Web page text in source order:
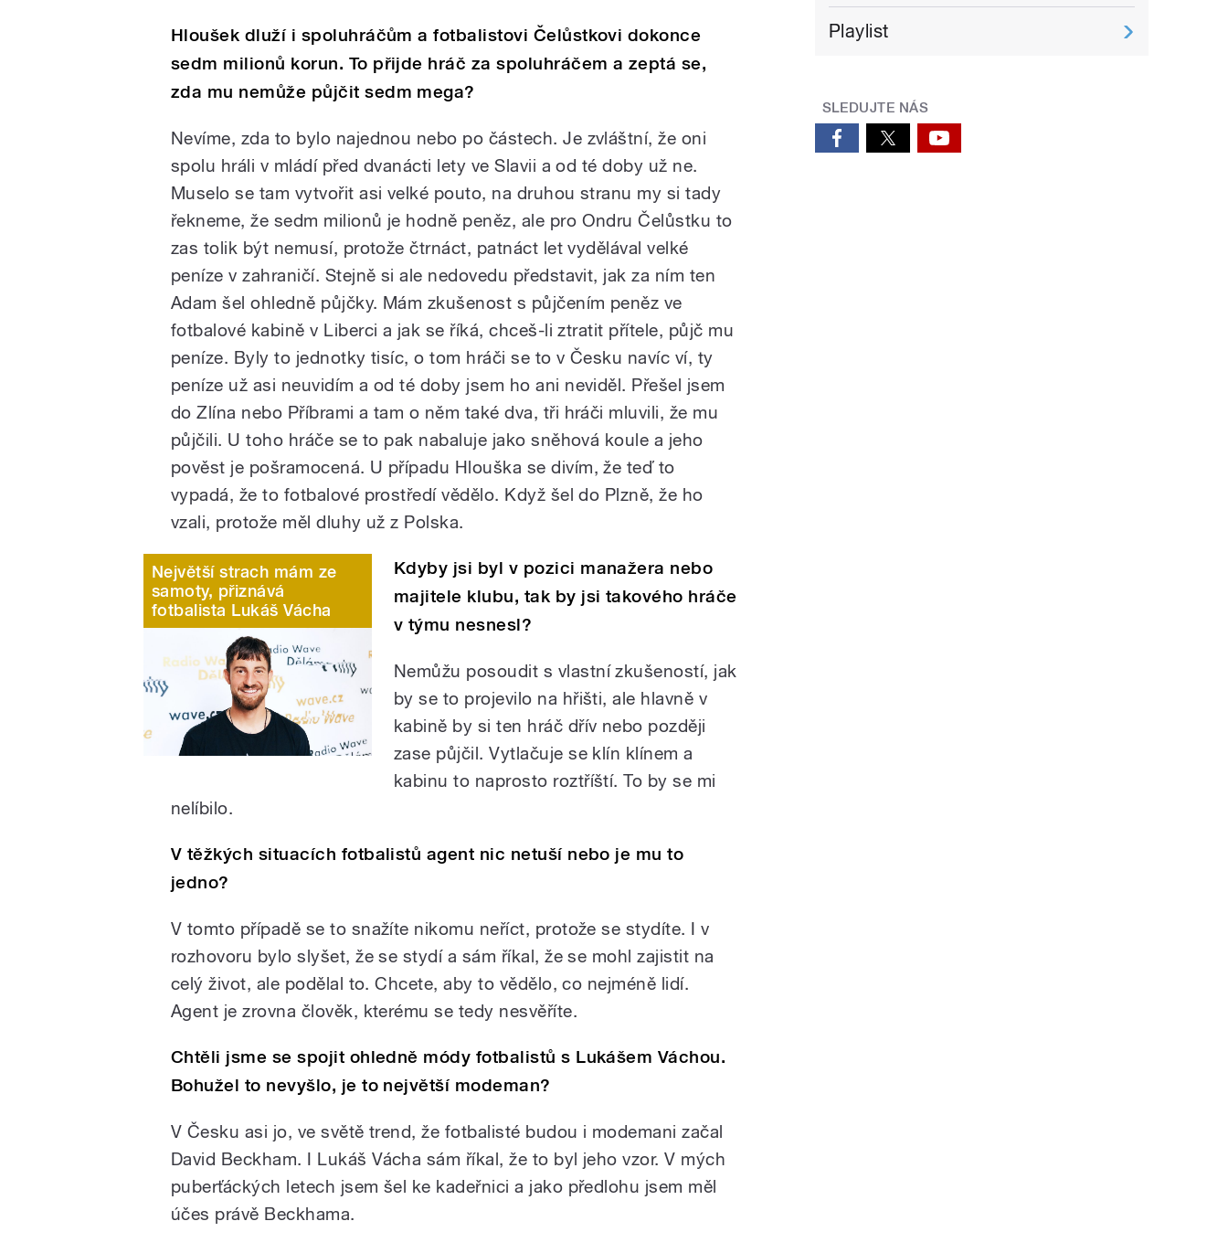
Hloušek dluží i spoluhráčům a fotbalistovi Čelůstkovi dokonce
sedm milionů korun. To přijde hráč za spoluhráčem a zeptá se,
zda mu nemůže půjčit sedm mega?
Nevíme, zda to bylo najednou nebo po částech. Je zvláštní, že oni
spolu hráli v mládí před dvanácti lety ve Slavii a od té doby už ne.
Muselo se tam vytvořit asi velké pouto, na druhou stranu my si tady
řekneme, že sedm milionů je hodně peněz, ale pro Ondru Čelůstku to
zas tolik být nemusí, protože čtrnáct, patnáct let vydělával velké
peníze v zahraničí. Stejně si ale nedovedu představit, jak za ním ten
Adam šel ohledně půjčky. Mám zkušenost s půjčením peněz ve
fotbalové kabině v Liberci a jak se říká, chceš-li ztratit přítele, půjč mu
peníze. Byly to jednotky tisíc, o tom hráči se to v Česku navíc ví, ty
peníze už asi neuvidím a od té doby jsem ho ani neviděl. Přešel jsem
do Zlína nebo Příbrami a tam o něm také dva, tři hráči mluvili, že mu
půjčili. U toho hráče se to pak nabaluje jako sněhová koule a jeho
pověst je pošramocená. U případu Hlouška se divím, že teď to
vypadá, že to fotbalové prostředí vědělo. Když šel do Plzně, že ho
vzali, protože měl dluhy už z Polska.
Největší strach mám ze
samoty, přiznává
fotbalista Lukáš Vácha
Kdyby jsi byl v pozici manažera nebo
majitele klubu, tak by jsi takového hráče
v týmu nesnesl?
Nemůžu posoudit s vlastní zkušeností, jak
by se to projevilo na hřišti, ale hlavně v
kabině by si ten hráč dřív nebo později
zase půjčil. Vytlačuje se klín klínem a
kabinu to naprosto roztříští. To by se mi
nelíbilo.
V těžkých situacích fotbalistů agent nic netuší nebo je mu to
jedno?
V tomto případě se to snažíte nikomu neříct, protože se stydíte. I v
rozhovoru bylo slyšet, že se stydí a sám říkal, že se mohl zajistit na
celý život, ale podělal to. Chcete, aby to vědělo, co nejméně lidí.
Agent je zrovna člověk, kterému se tedy nesvěříte.
Chtěli jsme se spojit ohledně módy fotbalistů s Lukášem Váchou.
Bohužel to nevyšlo, je to největší modeman?
V Česku asi jo, ve světě trend, že fotbalisté budou i modemani začal
David Beckham. I Lukáš Vácha sám říkal, že to byl jeho vzor. V mých
puberťáckých letech jsem šel ke kadeřnici a jako předlohu jsem měl
účes právě Beckhama.
Playlist
SLEDUJTE NÁS